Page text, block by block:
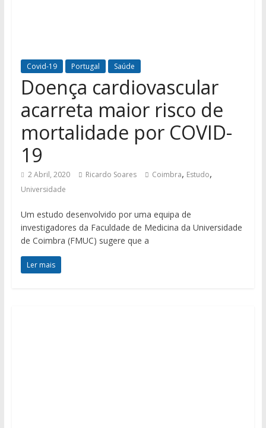
Covid-19 Portugal Saúde
Doença cardiovascular
acarreta maior risco de
mortalidade por COVID-
19
2 Abril, 2020 Ricardo Soares Coimbra, Estudo,
Universidade
Um estudo desenvolvido por uma equipa de
investigadores da Faculdade de Medicina da Universidade
de Coimbra (FMUC) sugere que a
Ler mais